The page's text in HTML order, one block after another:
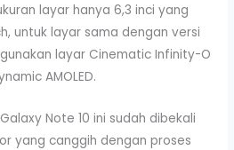
layar hanya 6,3 inci yang
untuk layar sama dengan versi
layar Cinematic Infinity-O
AMOLED.
Note 10 ini sudah dibekali
yang canggih dengan proses